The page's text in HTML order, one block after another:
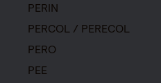
PERIN
PERCOL / PERECOL
PERO
PEE